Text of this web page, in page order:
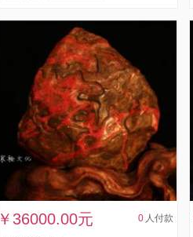
￥36000.00元 0 人付款